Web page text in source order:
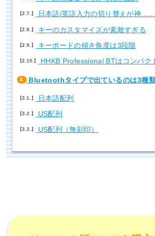
2.7. 日本語/英語入力の切り替えが神……
2.8. キーのカスタマイズが素敵すぎる
2.9. キーボードの傾き角度は3段階
2.10. HHKB Professional BTはコンパ
3. Bluetoothタイプで出ているのは3種類
3.1. 日本語配列
3.2. US配列
3.3. US配列（無刻印）